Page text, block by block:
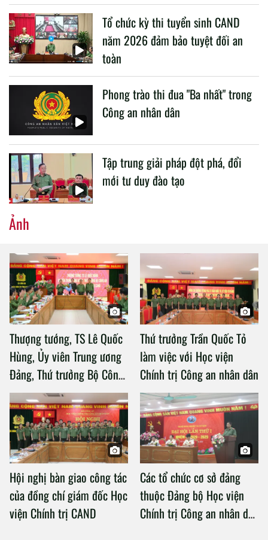
liên quan đến công tác giáo dục và đào tạo của lực lượng
CAND.
Tổ chức kỳ thi tuyển sinh CAND
năm 2026 đảm bảo tuyệt đối an
toàn
Phong trào thi đua "Ba nhất" trong
Công an nhân dân
Tập trung giải pháp đột phá, đổi
mới tư duy đào tạo
Ảnh
Thượng tướng, TS Lê Quốc
Hùng, Ủy viên Trung ương
Đảng, Thứ trưởng Bộ Công
an làm việc với Học viện
Chính trị Công an nhân dân
Thứ trưởng Trần Quốc Tỏ
làm việc với Học viện
Chính trị Công an nhân dân
Hội nghị bàn giao công tác
của đồng chí giám đốc Học
viện Chính trị CAND
Các tổ chức cơ sở đảng
thuộc Đảng bộ Học viện
Chính trị Công an nhân dân